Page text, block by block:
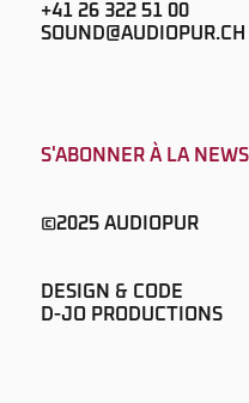
+41 26 322 51 00
SOUND@AUDIOPUR.CH
S'ABONNER À LA
©2025 AUDIOPUR
DESIGN & CODE
D-JO PRODUCTIONS